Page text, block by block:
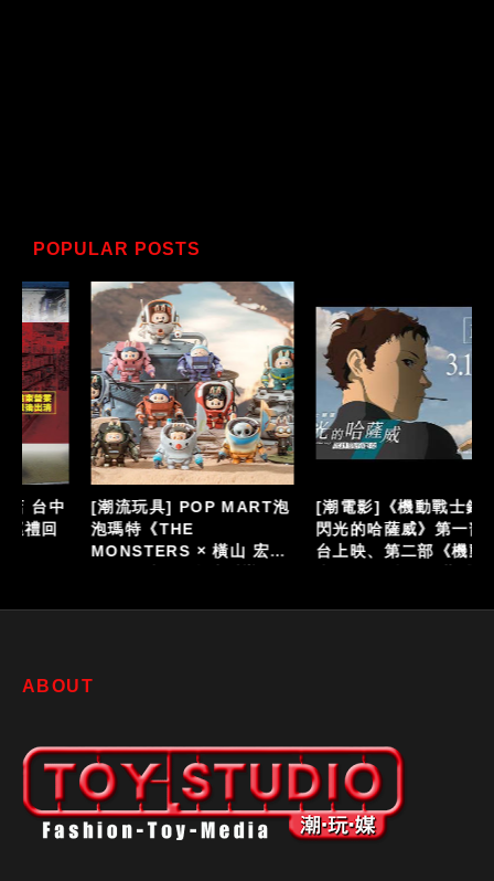
POPULAR POSTS
[潮電影]《機動戰士鋼彈
閃光的哈薩威》第一部 全
台上映、第二部《機動戰
[日系玩具] 超合金魂 總力
回顧特輯 [GX-06]
GETTER ROBO《蓋特機
ABOUT